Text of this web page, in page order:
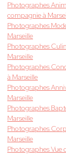
Photographes
compagnie à
Photographes
Marseille
Photographes
Marseille
Photographes
à Marseille
Photographes
Marseille
Photographes
Marseille
Photographes
Marseille
Photographes Vue